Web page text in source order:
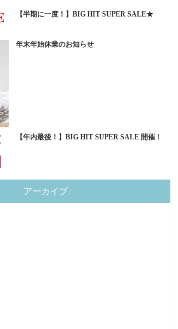
【半期に一度！】BIG HIT SUPER SALE★
年末年始休業のお知らせ
【年内最後！】BIG HIT SUPER SALE 開催！
アーカイブ